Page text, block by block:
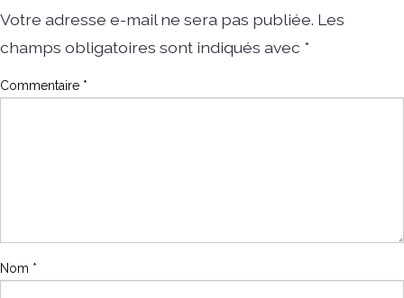
Votre adresse e-mail ne sera pas publiée. Les
champs obligatoires sont indiqués avec *
Commentaire *
Nom *